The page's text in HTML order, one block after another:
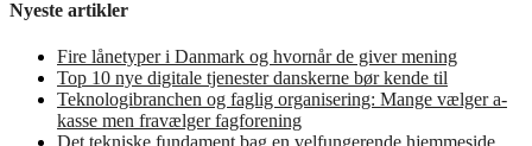
Nyeste artikler
Fire lånetyper i Danmark og hvornår de giver mening
Top 10 nye digitale tjenester danskerne bør kende til
Teknologibranchen og faglig organisering: Mange vælger a-
kasse men fravælger fagforening